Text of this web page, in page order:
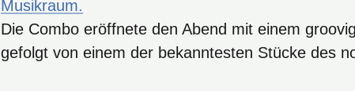
Die Combo eröffnete den Abend mit einem
gefolgt von einem der bekanntesten Stücke des